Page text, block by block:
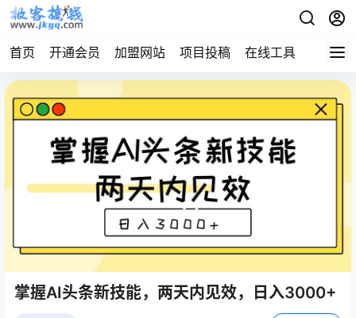
首页 开通会员 加盟网站 项目投稿 在线工具 地址发
掌握AI头条新技能，两天内见效，日入3000+